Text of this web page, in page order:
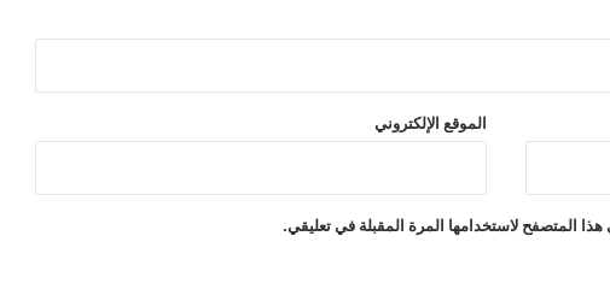
الموقع الإلكتروني
المتصفح لاستخدامها المرة المقبلة في تعليقي.